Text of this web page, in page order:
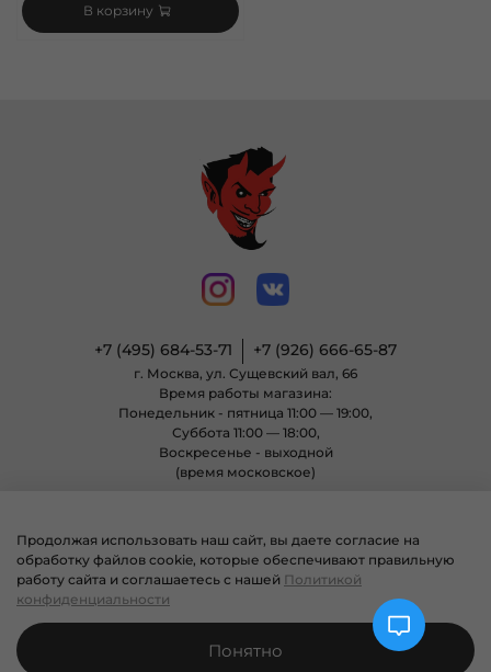
В корзину
+7 (495) 684-53-71 +7 (926) 666-65-87
г. Москва, ул. Сущевский вал, 66
Время работы магазина:
Понедельник - пятница 11:00 — 19:00,
Суббота 11:00 — 18:00,
Воскресенье - выходной
(время московское)
© 2004 - 2025 Магазин неформальной одежды «Позитиф» все права
защищены.
Продолжая использовать наш сайт, вы даете согласие на
обработку файлов cookie, которые обеспечивают правильную
работу сайта и соглашаетесь с нашей Политикой
конфиденциальности
Понятно